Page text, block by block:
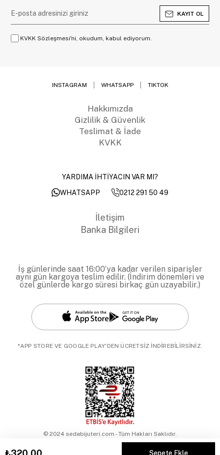
KAYIT OL
KVKK Sözleşmesi'ni, okudum, kabul ediyorum.
INSTAGRAM WHATSAPP TIKTOK
Hakkımızda
Gizlilik & Güvenlik
Teslimat & İade
KVKK
YARDIMA İHTİYACIN VAR MI?
WHATSAPP
0212 291 50 49
İletişim
Banka Bilgileri
İş günlerinde saat 16:00’ya kadar verilen siparişler
aynı gün kargoya teslim edilir. (İndirim dönemleri ve
özel günlerde kargo süresi birkaç gün uzayabilir.)
*APP STORE VE GOOGLE PLAY'DEN ÜCRETSİZ İNDİREBİLİRSİNİZ.
© 2024 sedabijuteri.com - Tüm Hakları Saklıdır.